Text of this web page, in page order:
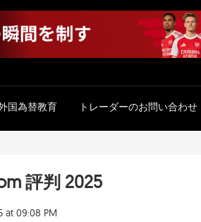
国為替教育 トレーダーのお問い合わせ
評判 2025
at 09:08 PM